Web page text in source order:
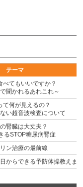
テーマ
べてもいいですか？
聞かれるあれこれ～
て何が見えるの？
い超音波検査について
腎臓は大丈夫？
るSTOP糖尿病腎症
ン治療の最前線
からできる予防体操教えま